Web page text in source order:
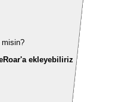
misin?
ekleyebiliriz